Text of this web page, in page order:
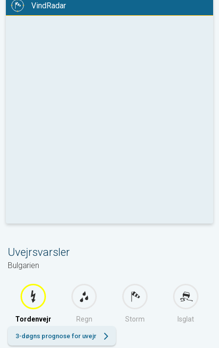
VindRadar
Uvejrsvarsler
Bulgarien
Tordenvejr Regn Storm Isglat
3-døgns prognose for uvejr